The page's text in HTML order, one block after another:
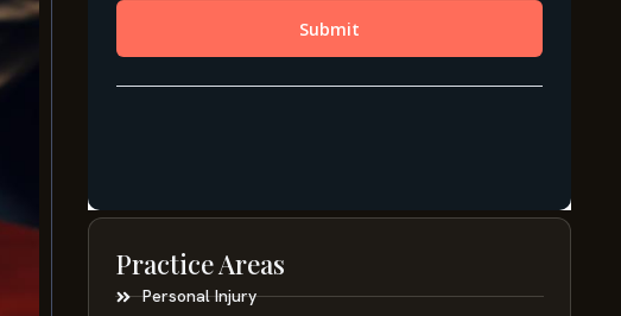
Practice Areas
Personal Injury